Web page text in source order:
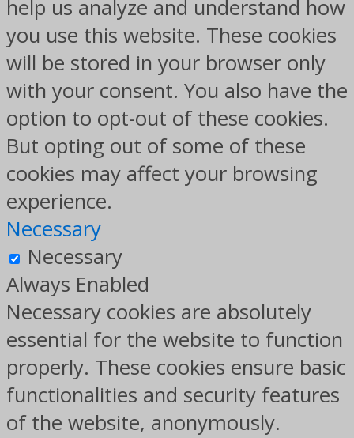
help us analyze and understand how
you use this website. These cookies
will be stored in your browser only
with your consent. You also have the
option to opt-out of these cookies.
But opting out of some of these
cookies may affect your browsing
experience.
Necessary
Necessary
Always Enabled
Necessary cookies are absolutely
essential for the website to function
properly. These cookies ensure basic
functionalities and security features
of the website, anonymously.